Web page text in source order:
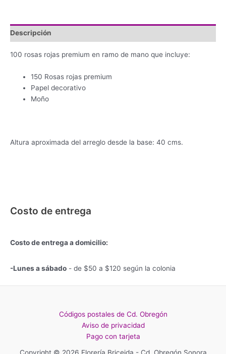
Descripción
100 rosas rojas premium en ramo de mano que incluye:
150 Rosas rojas premium
Papel decorativo
Moño
Altura aproximada del arreglo desde la base: 40 cms.
Costo de entrega
Costo de entrega a domicilio:
-Lunes a sábado - de $50 a $120 según la colonia
Códigos postales de Cd. Obregón
Aviso de privacidad
Pago con tarjeta